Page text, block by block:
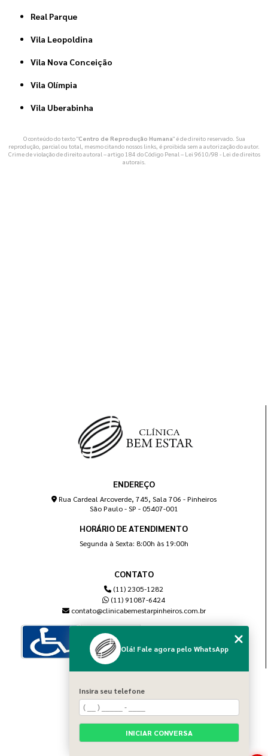
Real Parque
Vila Leopoldina
Vila Nova Conceição
Vila Olímpia
Vila Uberabinha
O conteúdo do texto "Centro de Reprodução Humana" é de direito reservado. Sua
reprodução, parcial ou total, mesmo citando nossos links, é proibida sem a autorização do autor.
Crime de violação de direito autoral – artigo 184 do Código Penal – Lei 9610/98 - Lei de direitos
autorais.
ENDEREÇO
Rua Cardeal Arcoverde, 745, Sala 706 - Pinheiros
São Paulo - SP - 05407-001
HORÁRIO DE ATENDIMENTO
Segunda à Sexta: 8:00h às 19:00h
CONTATO
(11) 2305-1282
(11) 91087-6424
contato@clinicabemestarpinheiros.com.br
Home
Sobre nós
Blog
Serviços
Olá! Fale agora pelo WhatsApp
Insira seu telefone
INICIAR CONVERSA